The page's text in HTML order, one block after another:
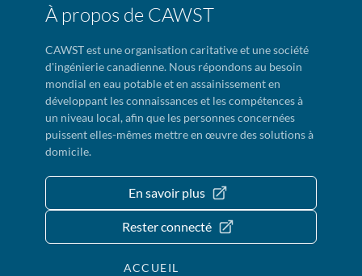
À propos de CAWST
CAWST est une organisation caritative et une société
d'ingénierie canadienne. Nous répondons au besoin
mondial en eau potable et en assainissement en
développant les connaissances et les compétences à
un niveau local, afin que les personnes concernées
puissent elles-mêmes mettre en œuvre des solutions à
domicile.
En savoir plus
Rester connecté
ACCUEIL